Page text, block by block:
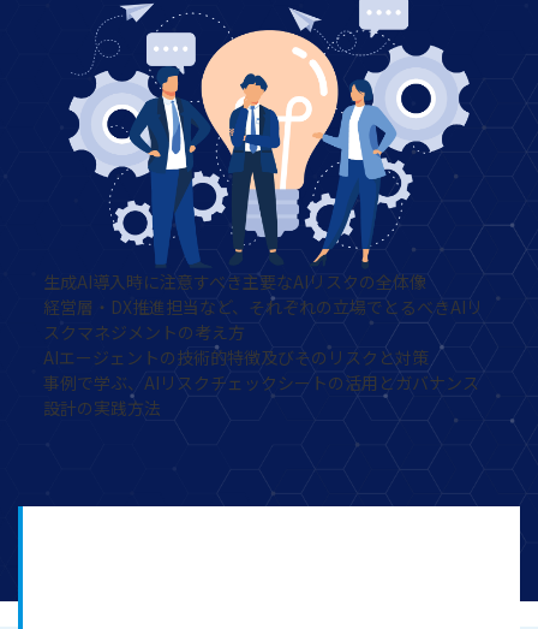
生成AI導入時に注意すべき主要なAIリスクの全体像
経営層・DX推進担当など、それぞれの立場でとるべきAIリ
スクマネジメントの考え方
AIエージェントの技術的特徴及びそのリスクと対策
事例で学ぶ、AIリスクチェックシートの活用とガバナンス
設計の実践方法